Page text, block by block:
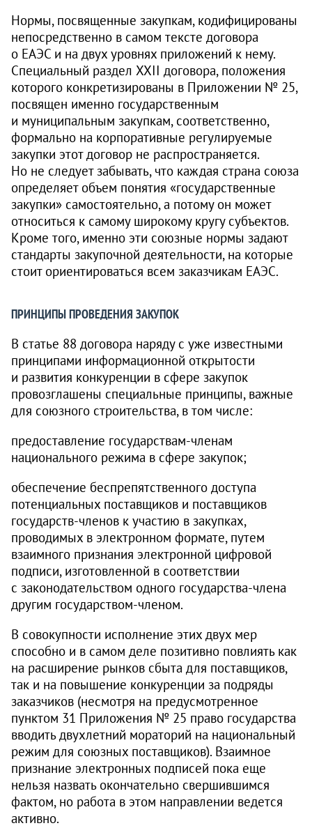
Нормы, посвященные закупкам, кодифицированы
непосредственно в самом тексте договора
о ЕАЭС и на двух уровнях приложений к нему.
Специальный раздел XXII договора, положения
которого конкретизированы в Приложении № 25,
посвящен именно государственным
и муниципальным закупкам, соответственно,
формально на корпоративные регулируемые
закупки этот договор не распространяется.
Но не следует забывать, что каждая страна союза
определяет объем понятия «государственные
закупки» самостоятельно, а потому он может
относиться к самому широкому кругу субъектов.
Кроме того, именно эти союзные нормы задают
стандарты закупочной деятельности, на которые
стоит ориентироваться всем заказчикам ЕАЭС.
ПРИНЦИПЫ ПРОВЕДЕНИЯ ЗАКУПОК
В статье 88 договора наряду с уже известными
принципами информационной открытости
и развития конкуренции в сфере закупок
провозглашены специальные принципы, важные
для союзного строительства, в том числе:
предоставление государствам-членам
национального режима в сфере закупок;
обеспечение беспрепятственного доступа
потенциальных поставщиков и поставщиков
государств-членов к участию в закупках,
проводимых в электронном формате, путем
взаимного признания электронной цифровой
подписи, изготовленной в соответствии
с законодательством одного государства-члена
другим государством-членом.
В совокупности исполнение этих двух мер
способно и в самом деле позитивно повлиять как
на расширение рынков сбыта для поставщиков,
так и на повышение конкуренции за подряды
заказчиков (несмотря на предусмотренное
пунктом 31 Приложения № 25 право государства
вводить двухлетний мораторий на национальный
режим для союзных поставщиков). Взаимное
признание электронных подписей пока еще
нельзя назвать окончательно свершившимся
фактом, но работа в этом направлении ведется
активно.